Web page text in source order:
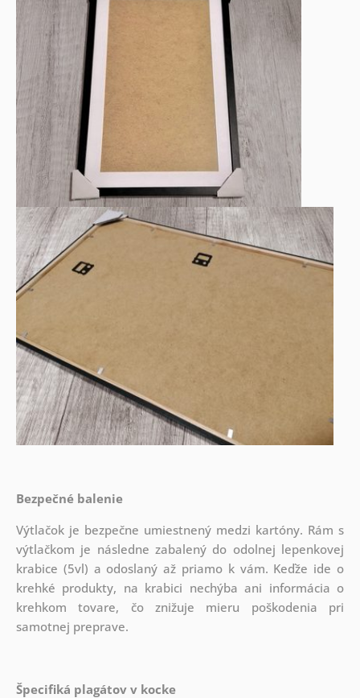
Bezpečné balenie
Výtlačok je bezpečne umiestnený medzi kartóny. Rám s
výtlačkom je následne zabalený do odolnej lepenkovej
krabice (5vl) a odoslaný až priamo k vám. Keďže ide o
krehké produkty, na krabici nechýba ani informácia o
krehkom tovare, čo znižuje mieru poškodenia pri
samotnej preprave.
Špecifiká plagátov v kocke